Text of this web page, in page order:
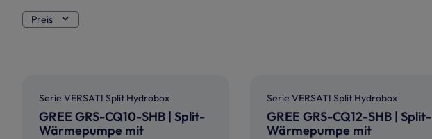
Preis
Serie VERSATI Split Hydrobox
GREE GRS-CQ10-SHB | Split-
Wärmepumpe mit
Serie VERSATI Split Hydrobox
GREE GRS-CQ12-SHB | Split-
Wärmepumpe mit